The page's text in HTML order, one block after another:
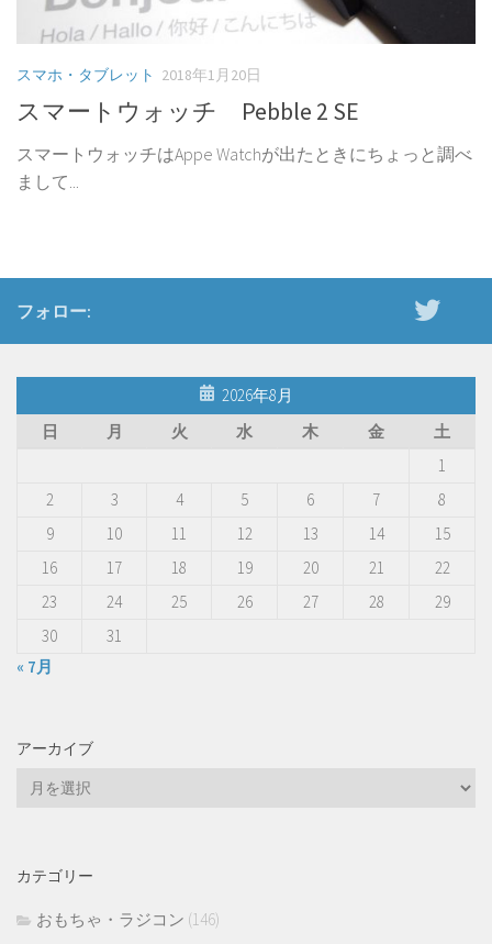
スマホ・タブレット 2018年1月20日
スマートウォッチ Pebble 2 SE
スマートウォッチはAppe Watchが出たときにちょっと調べ
まして...
フォロー:
2026年8月
日
月 火 水 木 金
土
1
2
3 4 5 6 7
8
9
10 11 12 13 14
15
16
17 18 19 20 21
22
23
24 25 26 27 28
29
30
31
« 7月
アーカイブ
ブ
カテゴリー
おもちゃ・ラジコン (146)